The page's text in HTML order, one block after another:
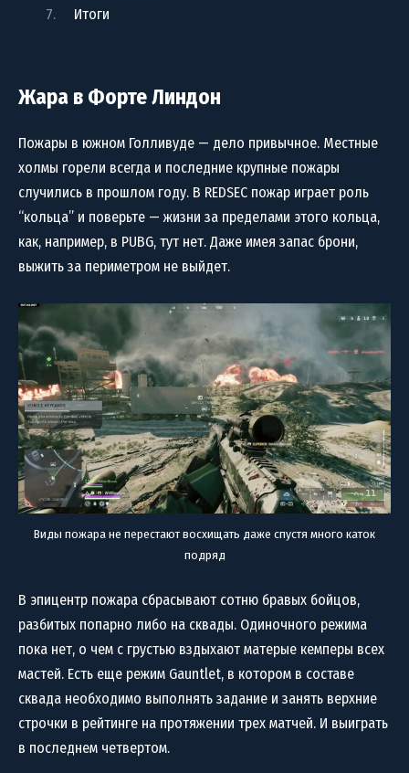
Итоги
Жара в Форте Линдон
Пожары в южном Голливуде — дело привычное. Местные
холмы горели всегда и последние крупные пожары
случились в прошлом году. В REDSEC пожар играет роль
“кольца” и поверьте — жизни за пределами этого кольца,
как, например, в PUBG, тут нет. Даже имея запас брони,
выжить за периметром не выйдет.
Виды пожара не перестают восхищать даже спустя много каток
подряд
В эпицентр пожара сбрасывают сотню бравых бойцов,
разбитых попарно либо на сквады. Одиночного режима
пока нет, о чем с грустью вздыхают матерые кемперы всех
мастей. Есть еще режим Gauntlet, в котором в составе
сквада необходимо выполнять задание и занять верхние
строчки в рейтинге на протяжении трех матчей. И выиграть
в последнем четвертом.